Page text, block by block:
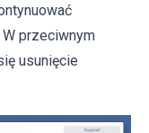
przeciwnym
usunięcie